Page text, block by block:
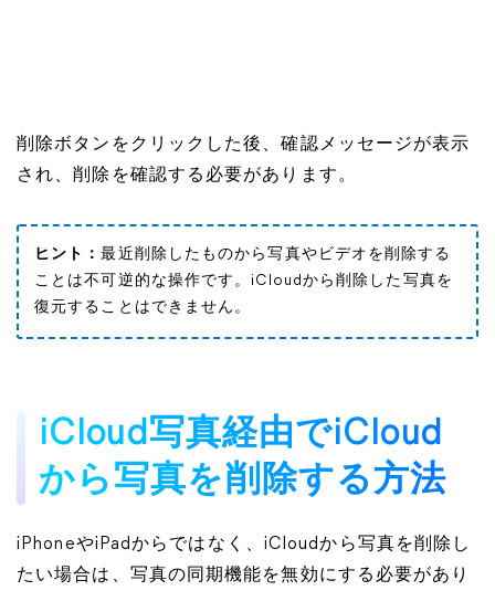
削除ボタンをクリックした後、確認メッセージが表示
され、削除を確認する必要があります。
ヒント：最近削除したものから写真やビデオを削除する
ことは不可逆的な操作です。iCloudから削除した写真を
復元することはできません。
iCloud写真経由でiCloud
から写真を削除する方法
iPhoneやiPadからではなく、iCloudから写真を削除し
たい場合は、写真の同期機能を無効にする必要があり